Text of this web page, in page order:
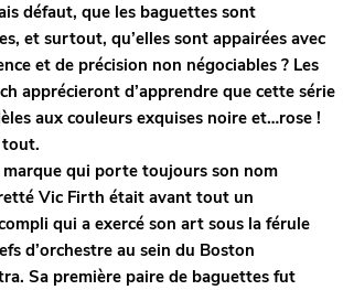
défaut, que les baguettes sont
et surtout, qu’elles sont appairées avec
et de précision non négociables ? Les
apprécieront d’apprendre que cette série
aux couleurs exquises noire et…rose !
tout.
qui porte toujours son nom
Vic Firth était avant tout un
qui a exercé son art sous la férule
d’orchestre au sein du Boston
Sa première paire de baguettes fut